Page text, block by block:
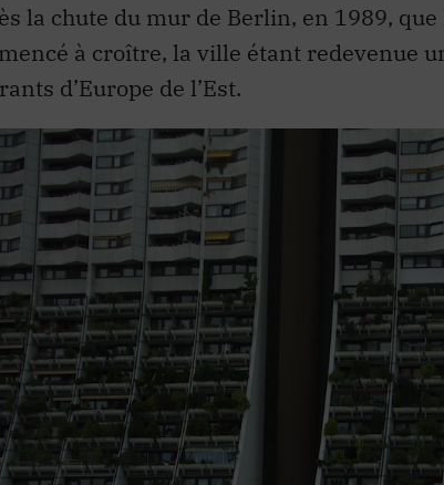
la chute du mur de Berlin, en 1989,
à croître, la ville étant redevenue
d’Europe de l’Est.